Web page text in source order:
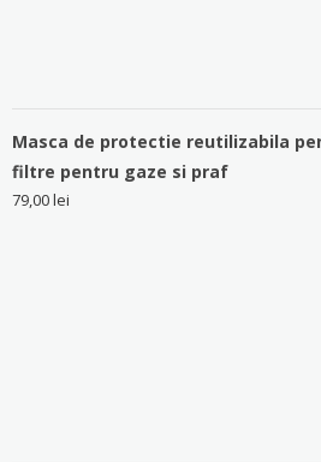
Masca de protectie reutilizabila
filtre pentru gaze si praf
79,00lei